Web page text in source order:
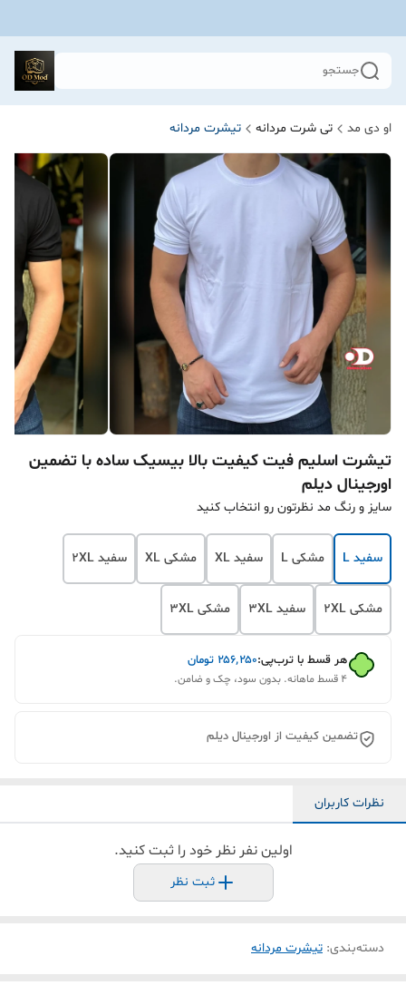
جستجو
او دی مد تی شرت مردانه تیشرت مردانه
تیشرت اسلیم فیت کیفیت بالا بیسیک ساده با تضمین
اورجینال دیلم
سایز و رنگ مد نظرتون رو انتخاب کنید
سفید L مشکی L سفید XL مشکی XL سفید 2XL
مشکی 2XL سفید 3XL مشکی ۳XL
هر قسط با ترب‌پی:۲۵۶٬۲۵۰ تومان
۴ قسط ماهانه. بدون سود، چک و ضامن.
تضمین کیفیت از اورجینال دیلم
نظرات کاربران
اولین نفر نظر خود را ثبت کنید.
ثبت نظر
دسته‌بندی: تیشرت مردانه